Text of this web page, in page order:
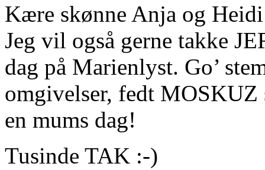
Kære skønne Anja og Heidi
Jeg vil også gerne takke
dag på Marienlyst. Go’
omgivelser, fedt MOSKUZ
en mums dag!
Tusinde TAK :-)